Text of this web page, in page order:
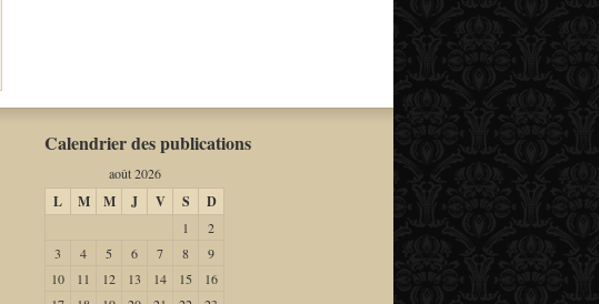
Calendrier des publications
août 2026
L M M J V S D
1
2
3
4 5 6 7 8
9
10
11 12 13 14 15
16